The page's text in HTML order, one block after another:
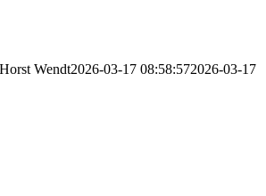
Horst Wendt2026-03-17 08:58:572026-03-17